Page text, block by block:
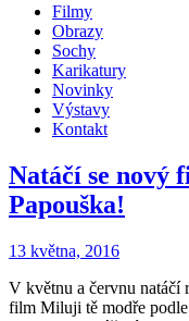
Filmy
Obrazy
Sochy
Karikatury
Novinky
Výstavy
Kontakt
Natáčí se nový
Papouška!
13 května, 2016
V květnu a červnu natáčí
film Miluji tě modře podle